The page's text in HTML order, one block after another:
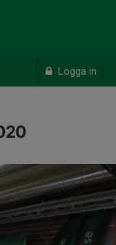
Logga in